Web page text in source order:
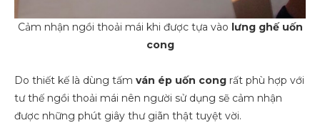
Cảm nhận ngồi thoải mái khi được tựa vào lưng ghế uốn
cong
Do thiết kế là dùng tấm ván ép uốn cong rất phù hợp với
tư thế ngồi thoải mái nên người sử dụng sẽ cảm nhận
được những phút giây thư giãn thật tuyệt vời.